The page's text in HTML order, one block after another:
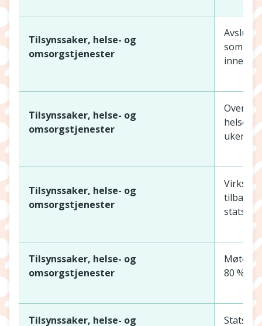
Tilsynssaker, helse- og
omsorgstjenester
som har
innen 4
Tilsynssaker, helse- og
omsorgstjenester
uker.
Tilsynssaker, helse- og
omsorgstjenester
Tilsynssaker, helse- og
omsorgstjenester
Møte
80 %
Tilsynssaker, helse- og